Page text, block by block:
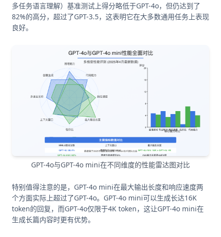
多任务语言理解）基准测试上得分略低于GPT-4o，但仍达到了
82%的高分，超过了GPT-3.5，这表明它在大多数通用任务上表现
良好。
GPT-4o与GPT-4o mini在不同维度的性能雷达图对比
特别值得注意的是，GPT-4o mini在最大输出长度和响应速度两
个方面实际上超过了GPT-4o。GPT-4o mini可以生成长达16K
token的回复，而GPT-4o仅限于4K token，这让GPT-4o mini在
生成长篇内容时更有优势。